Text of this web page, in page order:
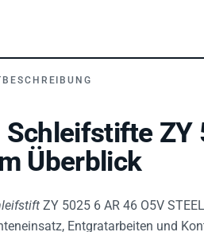
Schleifstifte ZY
Überblick
ZY 5025 6 AR 46 O5V
Entgratarbeiten und